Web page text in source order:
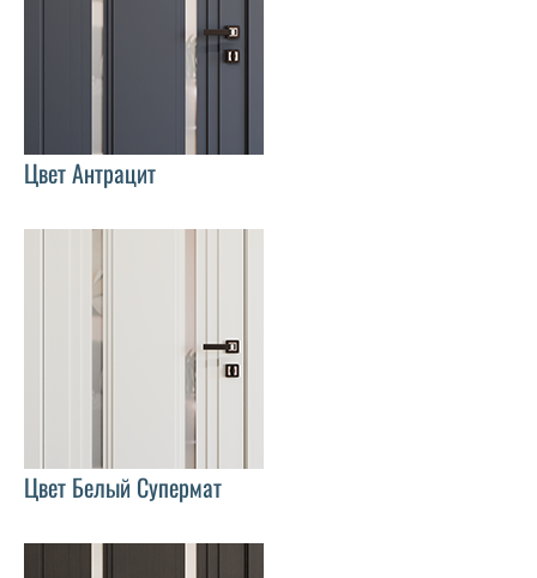
Цвет Антрацит
Цвет Белый Супермат